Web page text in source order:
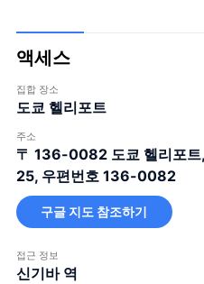
액세스
집합 장소
도쿄 헬리포트
주소
〒 136-0082 도쿄 헬리포
25, 우편번호 136-0082
구글 지도 참조하기
접근 정보
신기바 역